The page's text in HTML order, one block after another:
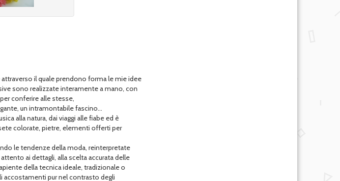
il quale prendono forma le mie idee
sono realizzate interamente a mano, con
conferire alle stesse,
un intramontabile fascino...
alla natura, dai viaggi alle fiabe ed è
colorate, pietre, elementi offerti per
le tendenze della moda, reinterpretate
ai dettagli, alla scelta accurata delle
della tecnica ideale, tradizionale o
accostamenti pur nel contrasto degli